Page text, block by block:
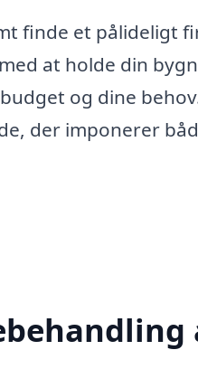
finde et pålideligt
at holde din
og dine
der imponerer